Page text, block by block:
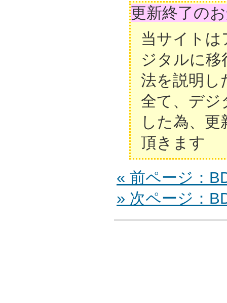
更新終了の
当サイト
ジタルに移
法を説明し
全て、デジ
した為、
頂きます
« 前ページ：
» 次ページ：